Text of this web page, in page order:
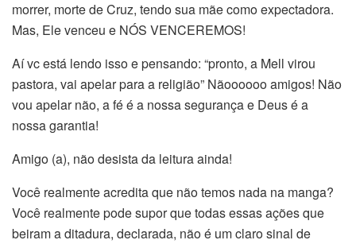
morrer, morte de Cruz, tendo sua mãe como expectadora.
Mas, Ele venceu e NÓS VENCEREMOS!
Aí vc está lendo isso e pensando: “pronto, a Mell virou
pastora, vai apelar para a religião” Nãoooooo amigos! Não
vou apelar não, a fé é a nossa segurança e Deus é a
nossa garantia!
Amigo (a), não desista da leitura ainda!
Você realmente acredita que não temos nada na manga?
Você realmente pode supor que todas essas ações que
beiram a ditadura, declarada, não é um claro sinal de